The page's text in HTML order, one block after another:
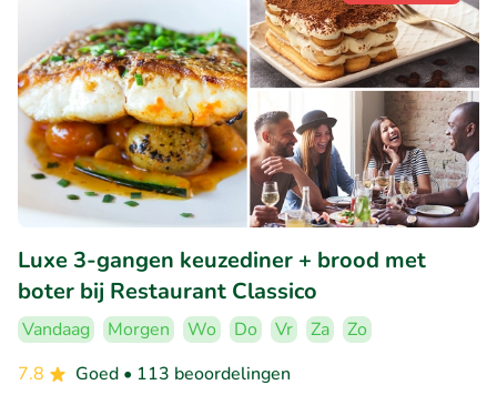
Luxe 3-gangen keuzediner + brood met
boter bij Restaurant Classico
Vandaag Morgen Wo Do Vr Za
Zo
7.8
Goed • 113 beoordelingen